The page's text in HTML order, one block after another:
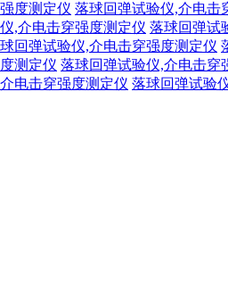
强度测定仪 落球回弹试验仪,介电击
仪,介电击穿强度测定仪 落球回弹试
球回弹试验仪,介电击穿强度测定仪
度测定仪 落球回弹试验仪,介电击穿
介电击穿强度测定仪 落球回弹试验